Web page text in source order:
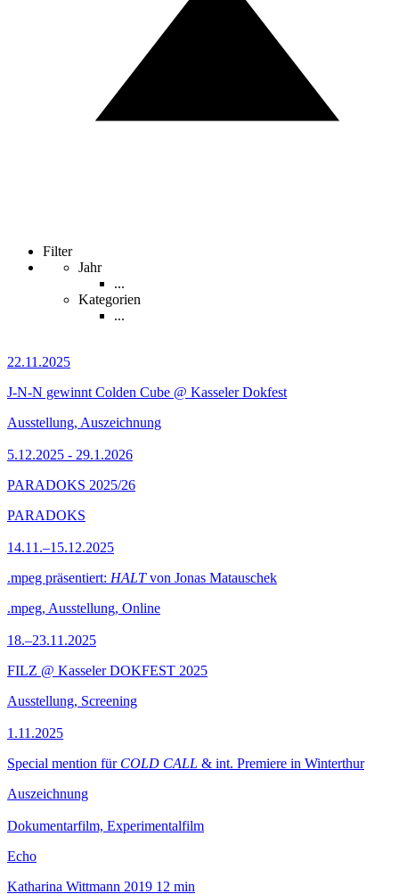
Filter
Jahr
...
Kategorien
...
22.11.2025
J-N-N gewinnt Colden Cube @ Kasseler Dokfest
Ausstellung, Auszeichnung
5.12.2025 - 29.1.2026
PARADOKS 2025/26
PARADOKS
14.11.–15.12.2025
.mpeg präsentiert: HALTvon Jonas Matauschek
.mpeg, Ausstellung, Online
18.–23.11.2025
FILZ @ Kasseler DOKFEST 2025
Ausstellung, Screening
1.11.2025
Special mention für COLD CALL & int. Premiere in Winterthur
Auszeichnung
Dokumentarfilm, Experimentalfilm
Echo
Katharina Wittmann 2019 12 min